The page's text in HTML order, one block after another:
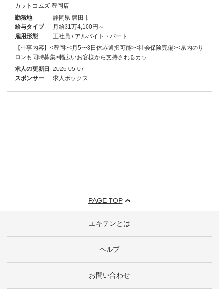
カットコムズ 豊岡店
勤務地
静岡県 磐田市
給与タイプ
月給31万4,100円～
雇用形態
正社員 / アルバイト・パート
【仕事内容】<豊岡><月5〜8日休み選択可能><社会保険完備><県内のサ
ロンも同時募集>幅広いお客様から支持されるカッ…
求人の更新日 2026-05-07
スポンサー
求人ボックス
PAGE TOP
エキテンとは
ヘルプ
お問い合わせ